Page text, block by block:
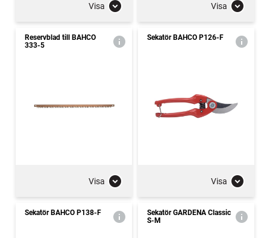
Visa Visa
Reservblad till BAHCO
333-5
Visa
Sekatör BAHCO P126-F
Visa
Sekatör BAHCO P138-F
Sekatör GARDENA Classic
S-M